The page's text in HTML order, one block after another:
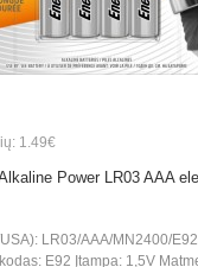
1.49€
Power LR03 AAA
LR03/AAA/MN2400/
E92 Įtampa: 1,5V